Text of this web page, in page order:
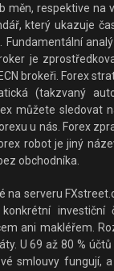
měn, respektive
který ukazuje
je
brokeři. Forex
(takzvaný
můžete sledovat
u nás. Forex
robot je jiný
obchodníka.
na serveru
investiční
ani makléřem.
U 69 až 80 %
smlouvy fungují,